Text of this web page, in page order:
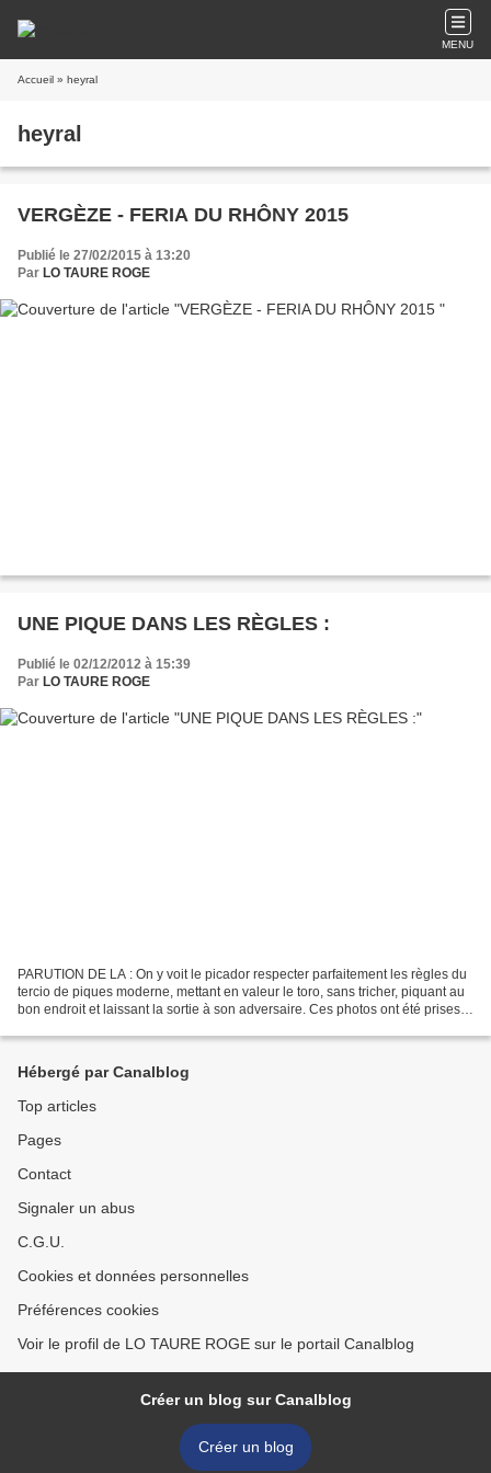
MENU
Accueil » heyral
heyral
VERGÈZE - FERIA DU RHÔNY 2015
Publié le 27/02/2015 à 13:20
Par LO TAURE ROGE
UNE PIQUE DANS LES RÈGLES :
Publié le 02/12/2012 à 15:39
Par LO TAURE ROGE
PARUTION DE LA : On y voit le picador respecter parfaitement les règles du
tercio de piques moderne, mettant en valeur le toro, sans tricher, piquant au
bon endroit et laissant la sortie à son adversaire. Ces photos ont été prises
Hébergé par Canalblog
Top articles
Pages
Contact
Signaler un abus
C.G.U.
Cookies et données personnelles
Préférences cookies
Voir le profil de LO TAURE ROGE sur le portail Canalblog
Créer un blog sur Canalblog
Créer un blog